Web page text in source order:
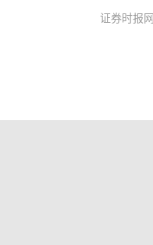
证券时报网